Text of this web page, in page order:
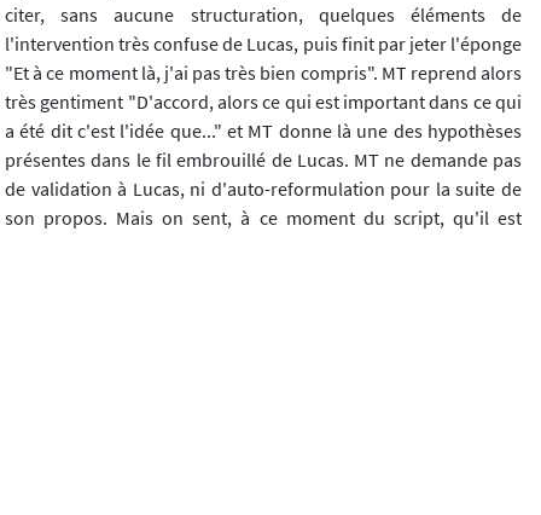
citer, sans aucune structuration, quelques éléments de
l'intervention très confuse de Lucas, puis finit par jeter l'éponge
"Et à ce moment là, j'ai pas très bien compris". MT reprend alors
très gentiment "D'accord, alors ce qui est important dans ce qui
a été dit c'est l'idée que..." et MT donne là une des hypothèses
présentes dans le fil embrouillé de Lucas. MT ne demande pas
de validation à Lucas, ni d'auto-reformulation pour la suite de
son propos. Mais on sent, à ce moment du script, qu'il est